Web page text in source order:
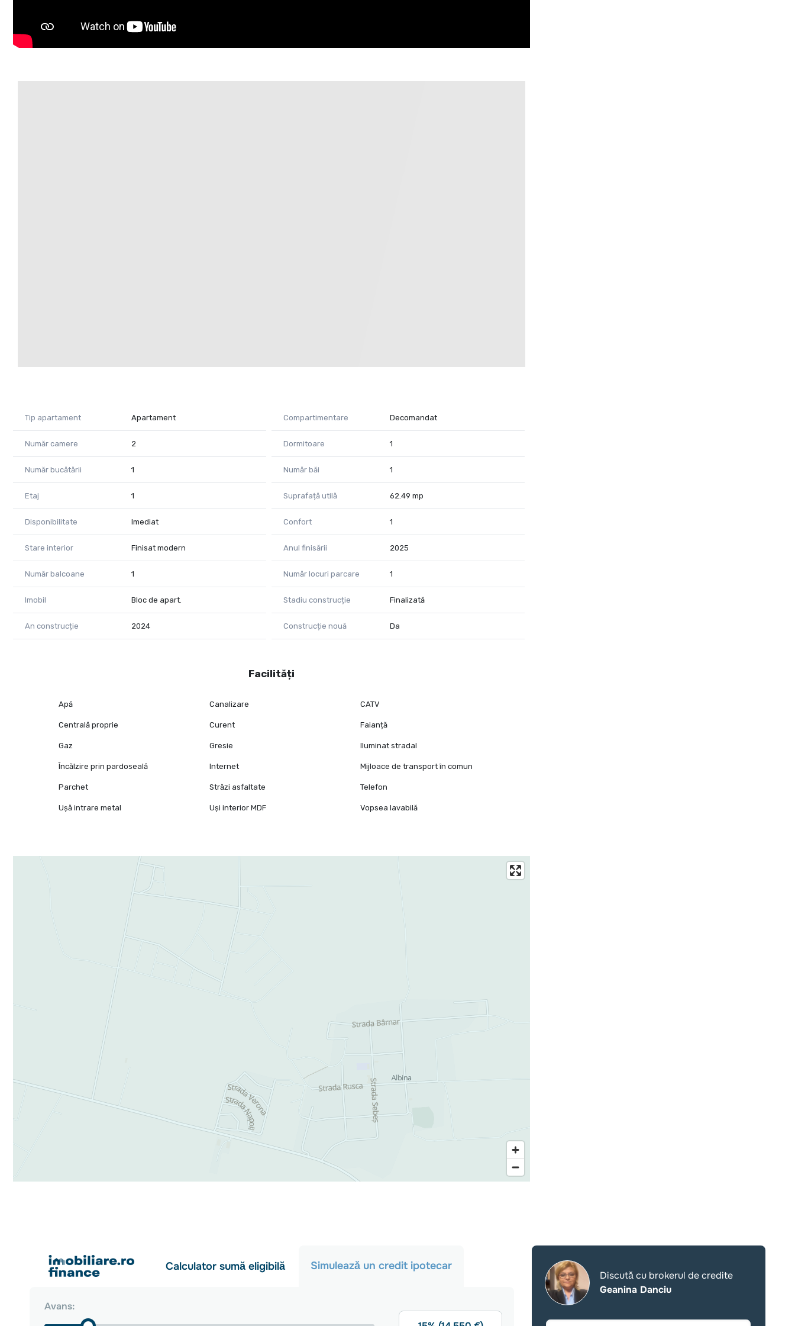
Tip apartament Apartament Compartimentare Decomandat
Număr camere 2 Dormitoare 1
Număr bucătării 1 Număr băi 1
Etaj 1 Suprafață utilă 62.49 mp
Disponibilitate Imediat Confort 1
Stare interior Finisat modern Anul finisării 2025
Număr balcoane 1 Număr locuri parcare 1
Imobil Bloc de apart. Stadiu construcție Finalizată
An construcție 2024 Construcție nouă Da
Facilități
Apă Canalizare CATV
Centrală proprie Curent Faianță
Gaz Gresie Iluminat stradal
Încălzire prin pardoseală Internet Mijloace de transport în comun
Parchet Străzi asfaltate Telefon
Ușă intrare metal Uși interior MDF Vopsea lavabilă